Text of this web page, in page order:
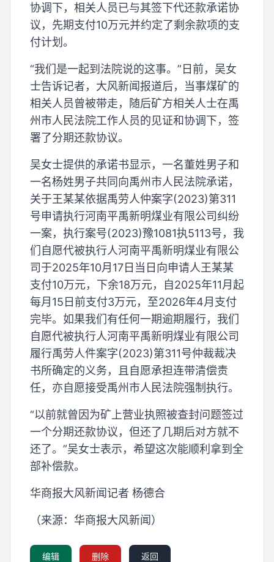
协调下，相关人员已与其签下代还款承诺协
议，先期支付10万元并约定了剩余款项的支
付计划。
“我们是一起到法院说的这事。”日前，吴女
士告诉记者，大风新闻报道后，当事煤矿的
相关人员曾被带走，随后矿方相关人士在禹
州市人民法院工作人员的见证和协调下，签
署了分期还款协议。
吴女士提供的承诺书显示，一名董姓男子和
一名杨姓男子共同向禹州市人民法院承诺，
关于王某某依据禹劳人仲案字(2023)第311
号申请执行河南平禹新明煤业有限公司纠纷
一案，执行案号(2023)豫1081执5113号，我
们自愿代被执行人河南平禹新明煤业有限公
司于2025年10月17日当日向申请人王某某
支付10万元，下余18万元，自2025年11月起
每月15日前支付3万元，至2026年4月支付
完毕。如果我们有任何一期逾期履行，我们
自愿代被执行人河南平禹新明煤业有限公司
履行禹劳人件案字(2023)第311号仲裁裁决
书所确定的义务，且自愿承担连带清偿责
任，亦自愿接受禹州市人民法院强制执行。
“以前就曾因为矿上营业执照被查封问题签过
一个分期还款协议，但还了几期后对方就不
还了。”吴女士表示，希望这次能顺利拿到全
部补偿款。
华商报大风新闻记者 杨德合
（来源：华商报大风新闻）
编辑 删除 返回